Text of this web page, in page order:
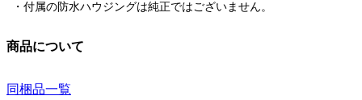
・付属の防水ハウジングは純正ではございません。
商品について
同梱品一覧